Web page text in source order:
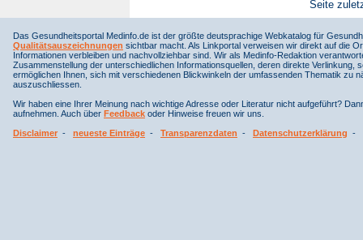
Seite
Das Gesundheitsportal Medinfo.de ist der größte deutsprachige Webkatalog für
Qualitätsauszeichnungen sichtbar macht. Als Linkportal verweisen wir direkt auf die
Informationen verbleiben und nachvollziehbar sind. Wir als Medinfo-Redaktion
Zusammenstellung der unterschiedlichen Informationsquellen, deren direkte
ermöglichen Ihnen, sich mit verschiedenen Blickwinkeln der umfassenden Thematik
auszuschliessen.
Wir haben eine Ihrer Meinung nach wichtige Adresse oder Literatur nicht aufgeführt?
aufnehmen. Auch über Feedback oder Hinweise freuen wir uns.
Disclaimer - neueste Einträge - Transparenzdaten - Datenschutzerklärung -